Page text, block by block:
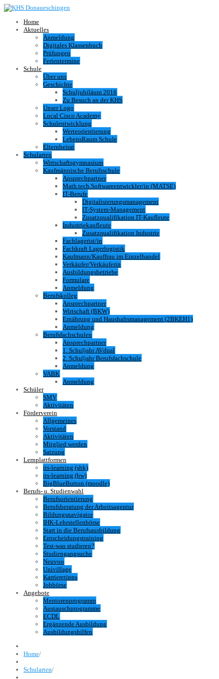
Home
Aktuelles
Anmeldung
Digitales Klassenbuch
Prüfungen
Ferientermine
Schule
Über uns
Geschichte
Schuljubiläum 2016
Zu Besuch an der KHS
Unser Logo
Local Cisco Academy
Schulentwicklung
Werteorientierung
LebensRaum Schule
Elternbeirat
Schularten
Wirtschaftsgymnasium
Kaufmännische Berufsschule
Ansprechpartner
Math.tech.Softwareentwickler/in (MATSE)
IT-Berufe
Digitalisierungsmanagement
IT-System-Management
Zusatzqualifikation IT-Kaufleute
Industriekaufleute
Zusatzqualifikation Industrie
Fachlagerist/in
Fachkraft Lagerlogistik
Kaufmann/Kauffrau im Einzelhandel
Verkäufer/Verkäuferin
Ausbildungsbetriebe
Formulare
Anmeldung
Berufskolleg
Ansprechpartner
Wirtschaft (BKW)
Ernährung und Haushaltsmanagement (2BKEH1)
Anmeldung
Berufsfachschulen
Ansprechpartner
1. Schuljahr AVdual
2. Schuljahr Berufsfachschule
Anmeldung
VABK
Anmeldung
Schüler
SMV
Aktivitäten
Förderverein
Allgemeines
Vorstand
Aktivitäten
Mitglied werden
Satzung
Lernplattformen
its-learning (sbk)
its-learning (bw)
BigBlueButton (moodle)
Berufs- u. Studienwahl
Berufsorientierung
Berufsberatung der Arbeitsagentur
Bildungsnavigator
IHK-Lehrstellenbörse
Start in die Berufsausbildung
Entscheidungstraining
Test-was studieren?
Studiengangsuche
Neuvoo
Univillage
Karrieretipps
Jobbörse
Angebote
Mentorenprogramm
Austauschprogramme
ECDL
Ergänzende Ausbildung
Ausbildungshilfen
Home/
Schularten/